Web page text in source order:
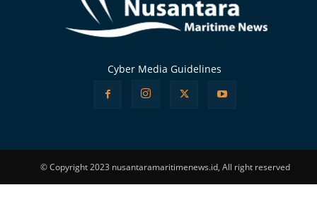
Cyber Media Guidelines
© Copyright 2023 nusantaramaritimenews.id, All right reserved